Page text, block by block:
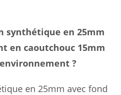
synthétique en 25mm
en caoutchouc 15mm
?
en 25mm avec fond